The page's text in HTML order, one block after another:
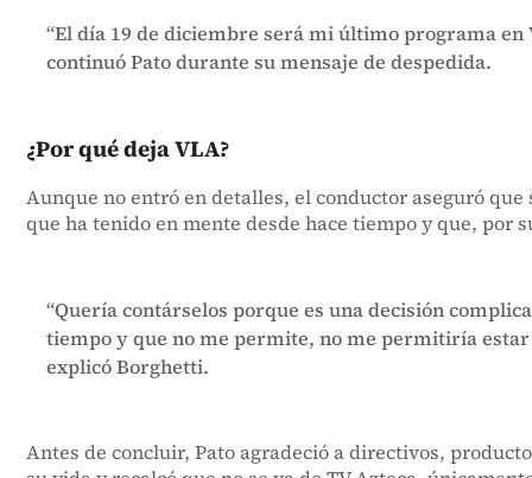
“El día 19 de diciembre será mi último programa en
continuó Pato durante su mensaje de despedida.
¿Por qué deja VLA?
Aunque no entró en detalles, el conductor aseguró
que ha tenido en mente desde hace tiempo y que,
“Quería contárselos porque es una decisión
tiempo y que no me permite, no me permitiría estar
explicó Borghetti.
Antes de concluir, Pato agradeció a directivos,